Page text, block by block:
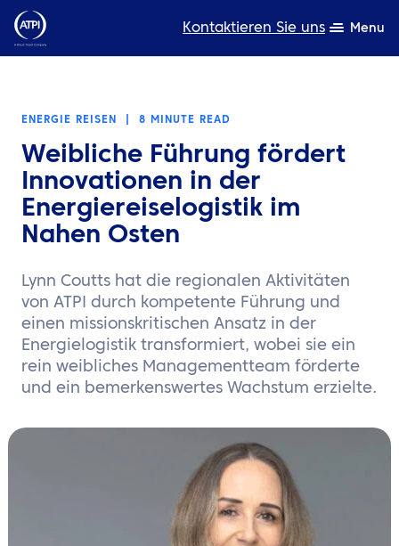
Kontaktieren Sie uns Menu
Ressourcen
Über uns
TravelHub Login
Suche
Kontaktieren Sie uns
ENERGIE REISEN 8 MINUTE READ
Weibliche Führung fördert
Innovationen in der
Energiereiselogistik im
Nahen Osten
Lynn Coutts hat die regionalen Aktivitäten
von ATPI durch kompetente Führung und
einen missionskritischen Ansatz in der
Energielogistik transformiert, wobei sie ein
rein weibliches Managementteam förderte
und ein bemerkenswertes Wachstum erzielte.